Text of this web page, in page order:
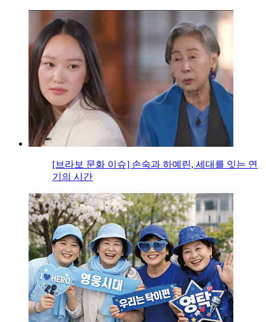
[브라보 문화 이슈] 손숙과 하예린, 세대를 잇는 연
기의 시간